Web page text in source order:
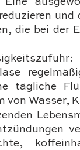
die bei der
tägliche
von Wasser,